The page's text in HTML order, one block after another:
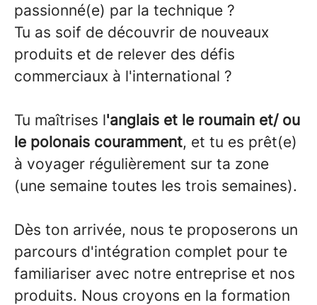
passionné(e) par la technique ?
Tu as soif de découvrir de nouveaux
produits et de relever des défis
commerciaux à l'international ?
Tu maîtrises l'anglais et le roumain et/ ou
le polonais couramment, et tu es prêt(e)
à voyager régulièrement sur ta zone
(une semaine toutes les trois semaines).
Dès ton arrivée, nous te proposerons un
parcours d'intégration complet pour te
familiariser avec notre entreprise et nos
produits. Nous croyons en la formation